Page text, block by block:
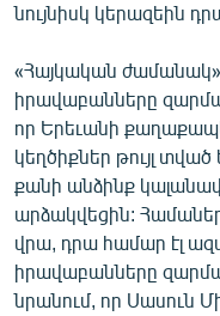
նույնիսկ կերազեին
«Հայկական
իրավաբանները
որ Երեւանի
կեղծիքներ թույլ
քանի անձինք
արձակվեցին:
վրա, դրա համար էլ
իրավաբանները
նրանում, որ Սասուն